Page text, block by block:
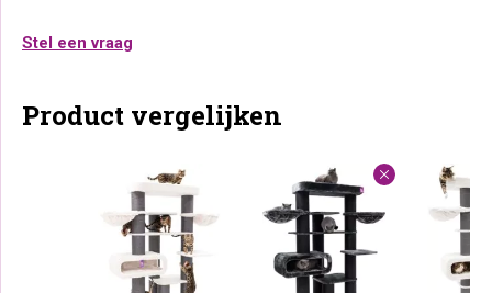
Stel een vraag
Product vergelijken